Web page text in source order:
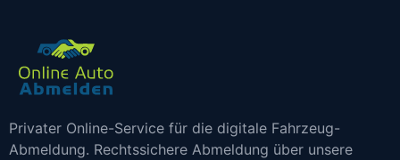
Privater Online-Service für die digitale Fahrzeug-
Abmeldung. Rechtssichere Abmeldung über unsere